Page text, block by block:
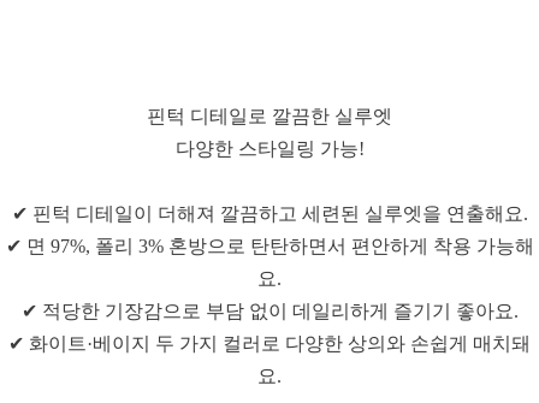
핀턱 디테일로 깔끔한 실루엣
다양한 스타일링 가능!
✔ 핀턱 디테일이 더해져 깔끔하고 세련된 실루엣을 연출해요.
✔ 면 97%, 폴리 3% 혼방으로 탄탄하면서 편안하게 착용 가능해
요.
✔ 적당한 기장감으로 부담 없이 데일리하게 즐기기 좋아요.
✔ 화이트·베이지 두 가지 컬러로 다양한 상의와 손쉽게 매치돼
요.